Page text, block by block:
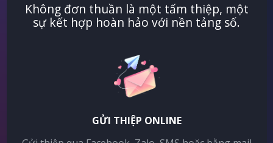
Không đơn thuần là một tấm thiệp, một
sự kết hợp hoàn hảo với nền tảng số.
GỬI THIỆP ONLINE